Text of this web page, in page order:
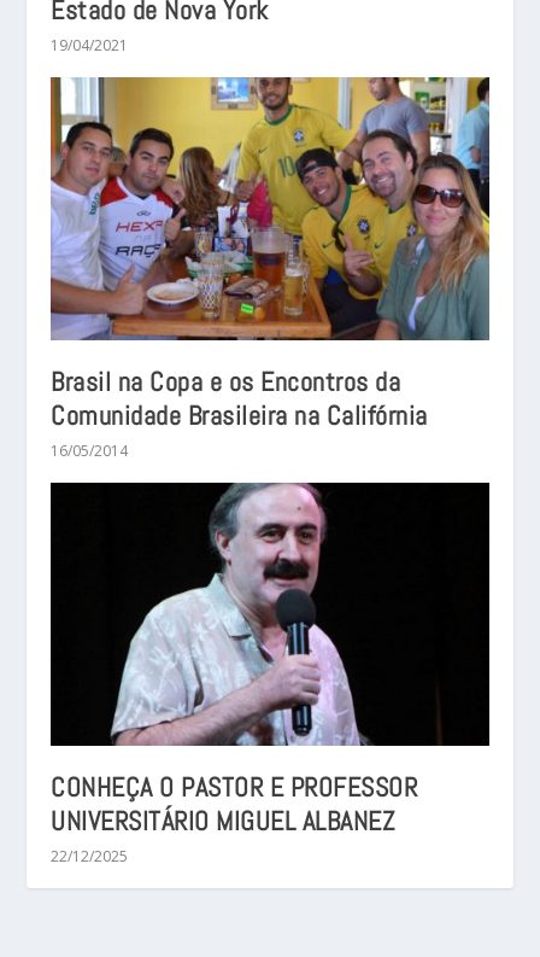
Estado de Nova York
19/04/2021
Brasil na Copa e os Encontros da
Comunidade Brasileira na Califórnia
16/05/2014
CONHEÇA O PASTOR E PROFESSOR
UNIVERSITÁRIO MIGUEL ALBANEZ
22/12/2025